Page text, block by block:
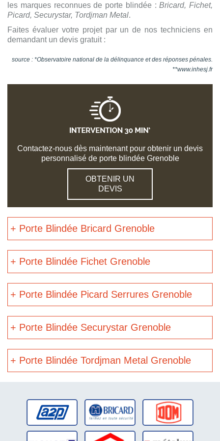
les marques reconnues de porte blindée :Bricard, Fichet,
Picard, Securystar, Tordjman Metal.
Faites évaluer votre projet par un de nos techniciens en
demandant un devis gratuit :
source : *Observatoire national de la délinquance et des réponses pénales.
**www.inhesj.fr
Contactez-nous dès maintenant pour obtenir un devis
personnalisé de porte blindée Grenoble
OBTENIR UN
DEVIS
+ Porte Blindée Bricard Grenoble
+ Porte Blindée Fichet Grenoble
+ Porte Blindée Picard Serrures Grenoble
+ Porte Blindée Securystar Grenoble
+ Porte Blindée Tordjman Metal Grenoble
dépannage
serrures DOM
France
dépannage